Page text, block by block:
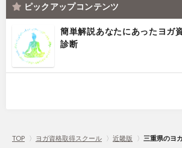
ピックアップコンテンツ
簡単解説あなたにあったヨガ
診断
TOP 〉 ヨガ資格取得スクール 〉 近畿版 〉 三重県のヨ